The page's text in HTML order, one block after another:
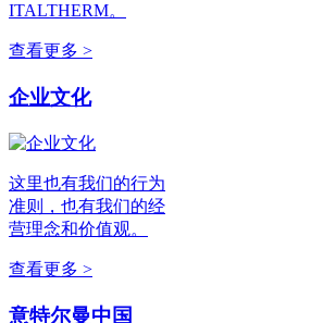
ITALTHERM。
查看更多 >
企业文化
这里也有我们的行为
准则，也有我们的经
营理念和价值观。
查看更多 >
意特尔曼中国